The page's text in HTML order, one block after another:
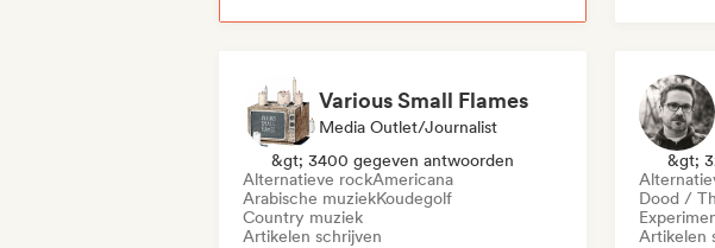
Various Small Flames
Media Outlet/Journalist
&gt; 3400 gegeven antwoorden
Alternatieve rockAmericana
Arabische muziekKoudegolf
Country muziek
Artikelen schrijven
&gt;
Dood /
Artikelen